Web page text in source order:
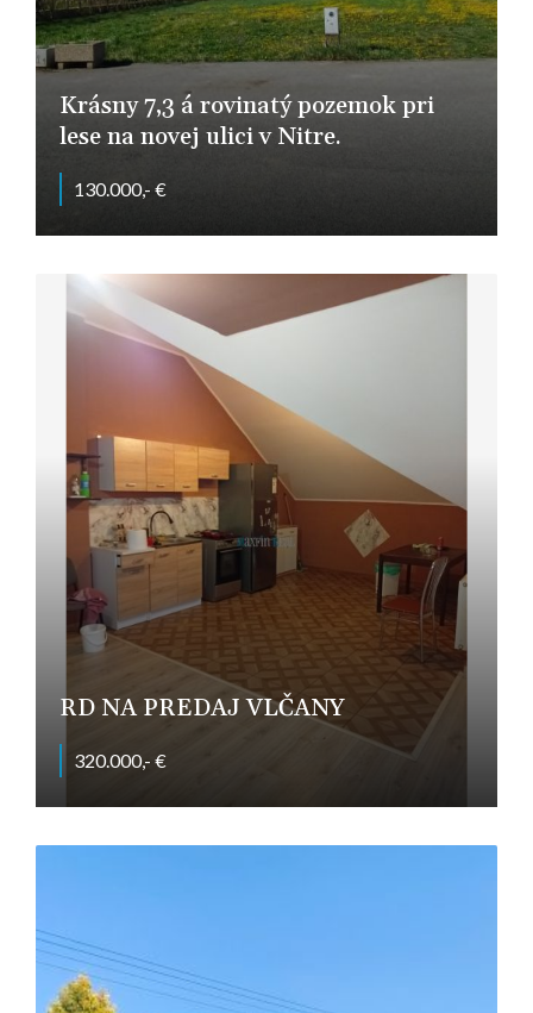
Krásny 7,3 á rovinatý pozemok pri
lese na novej ulici v Nitre.
130.000,- €
RD NA PREDAJ VLČANY
320.000,- €